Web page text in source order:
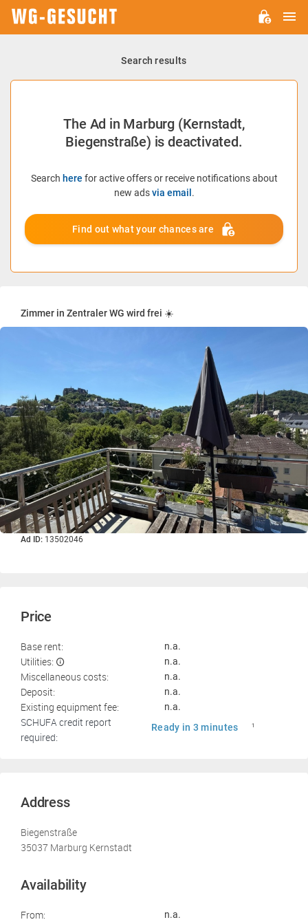
Search results
The Ad in Marburg (Kernstadt,
Biegenstraße) is deactivated.
Search here for active offers or receive notifications about
new adsvia email .
Find out what your chances are
Zimmer in Zentraler WG wird frei ☀️
Ad ID: 13502046
Price
Base rent: n.a.
Utilities: n.a.
Miscellaneous costs: n.a.
Deposit: n.a.
Existing equipment fee: n.a.
SCHUFA credit report
required:
Ready in 3 minutes 1
Address
Biegenstraße
35037 Marburg Kernstadt
Availability
From: n.a.